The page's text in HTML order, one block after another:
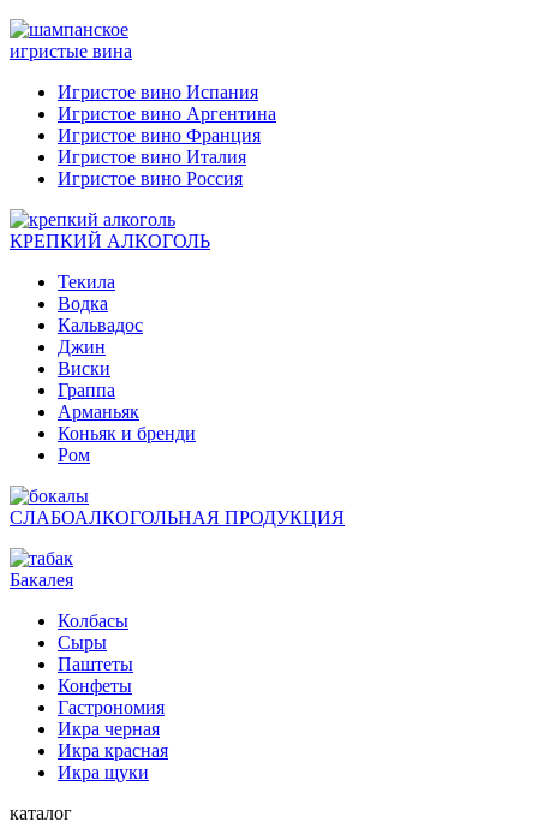
игристые вина
Игристое вино Испания
Игристое вино Аргентина
Игристое вино Франция
Игристое вино Италия
Игристое вино Россия
КРЕПКИЙ АЛКОГОЛЬ
Текила
Водка
Кальвадос
Джин
Виски
Граппа
Арманьяк
Коньяк и бренди
Ром
СЛАБОАЛКОГОЛЬНАЯ ПРОДУКЦИЯ
Бакалея
Колбасы
Сыры
Паштеты
Конфеты
Гастрономия
Икра черная
Икра красная
Икра щуки
каталог